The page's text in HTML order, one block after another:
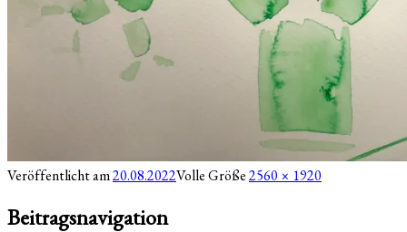
Veröffentlicht am20.08.2022Volle Größe2560 × 1920
Beitragsnavigation